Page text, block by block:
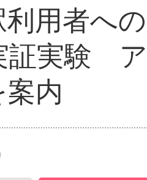
用者へ
証実験
内